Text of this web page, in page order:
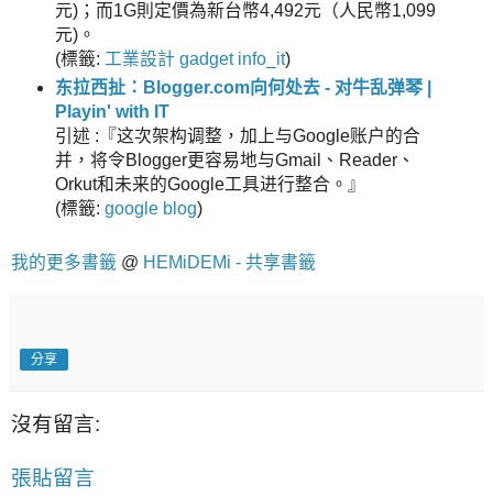
元)；而1G則定價為新台幣4,492元（人民幣1,099
元)。
(標籤: 工業設計 gadget info_it)
东拉西扯：Blogger.com向何处去 - 对牛乱弹琴 |
Playin' with IT
引述 :『这次架构调整，加上与Google账户的合
并，将令Blogger更容易地与Gmail、Reader、
Orkut和未来的Google工具进行整合。』
(標籤: google blog)
我的更多書籤 @ HEMiDEMi - 共享書籤
分享
沒有留言:
張貼留言